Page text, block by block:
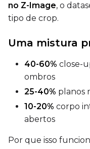
no Z-Image, o
tipo de crop.
Uma mistura
40-60% close-
ombros
25-40% planos
10-20% corpo
abertos
Por que isso